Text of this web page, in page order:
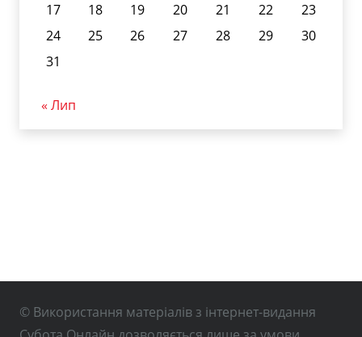
17
18 19 20 21 22
23
24
25 26 27 28 29
30
31
« Лип
© Використання матеріалів з інтернет-видання